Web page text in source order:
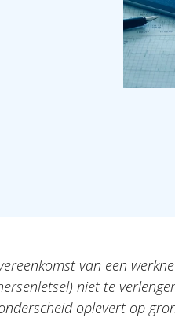
van een
niet te
oplevert op